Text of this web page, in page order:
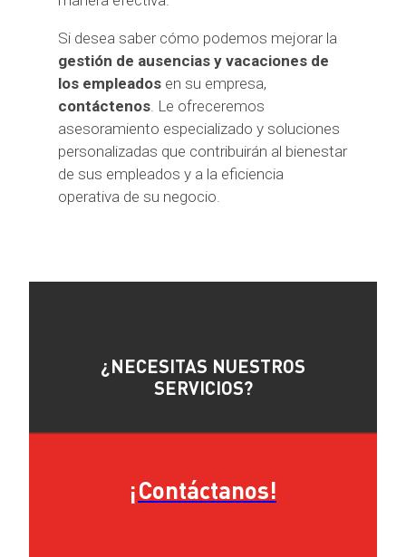
Si desea saber cómo podemos mejorar la
gestión de ausencias y vacaciones de
los empleados en su empresa,
contáctenos . Le ofreceremos
asesoramiento especializado y soluciones
personalizadas que contribuirán al bienestar
de sus empleados y a la eficiencia
operativa de su negocio.
¿NECESITAS NUESTROS
SERVICIOS?
¡Contáctanos!